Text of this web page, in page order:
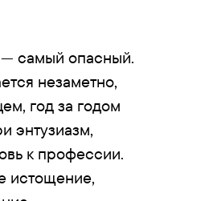
самый опасный.
незаметно,
год за годом
энтузиазм,
к профессии.
истощение,